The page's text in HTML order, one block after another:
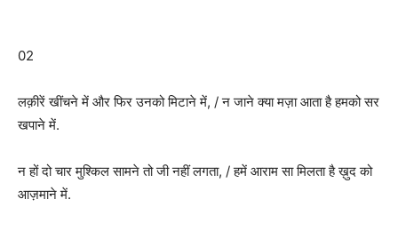
02
लक़ीरें खींचने में और फिर उनको मिटाने में, / न जाने क्या मज़ा आता है हमको सर
खपाने में.
न हों दो चार मुश्किल सामने तो जी नहीं लगता, / हमें आराम सा मिलता है ख़ुद को
आज़माने में.